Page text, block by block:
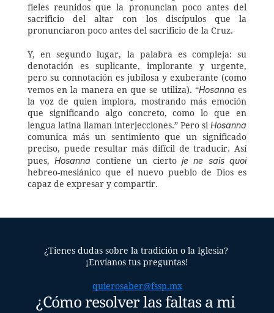
fieles reunidos que la pronuncian poco antes del
sacrificio del altar con los discípulos que la
pronunciaron poco antes del sacrificio de la Cruz.
Y, en segundo lugar, la palabra es compleja: su
denotación es suplicante, implorante y urgente,
pero su connotación es jubilosa y exuberante (como
vemos en la manera en que se utiliza). “Hosanna es
la voz de quien implora, mostrando más emoción
que significando algo concreto, como lo que en
lengua latina llaman interjecciones.” Pero si
comunica más un sentimiento que un significado
preciso, puede resultar más difícil de traducir. Así
pues, Hosanna contiene un cierto je ne sais quoi
hebreo-mesiánico que el nuevo pueblo de Dios es
capaz de expresar y compartir.
¿Tienes dudas sobre la tradición o la Iglesia?
¡Envíanos tus preguntas!
quierosaber@fssp.mx
¿Cómo resolver las faltas a mi